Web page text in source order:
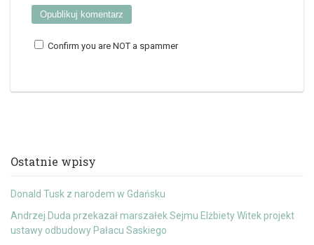
Confirm you are NOT a spammer
Ostatnie wpisy
Donald Tusk z narodem w Gdańsku
Andrzej Duda przekazał marszałek Sejmu Elżbiety Witek projekt
ustawy odbudowy Pałacu Saskiego